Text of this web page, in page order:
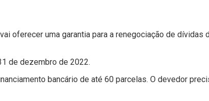
oferecer uma garantia para a renegociação de dívidas
de dezembro de 2022.
bancário de até 60 parcelas. O devedor